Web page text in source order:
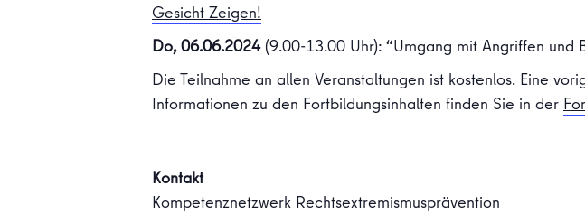
Gesicht Zeigen!
Do, 06.06.2024(9.00-13.00 Uhr): “Umgang mit Angriffen und
Die Teilnahme an allen Veranstaltungen ist kostenlos. Eine
Informationen zu den Fortbildungsinhalten finden Sie in der
Kontakt
Kompetenznetzwerk Rechtsextremismusprävention